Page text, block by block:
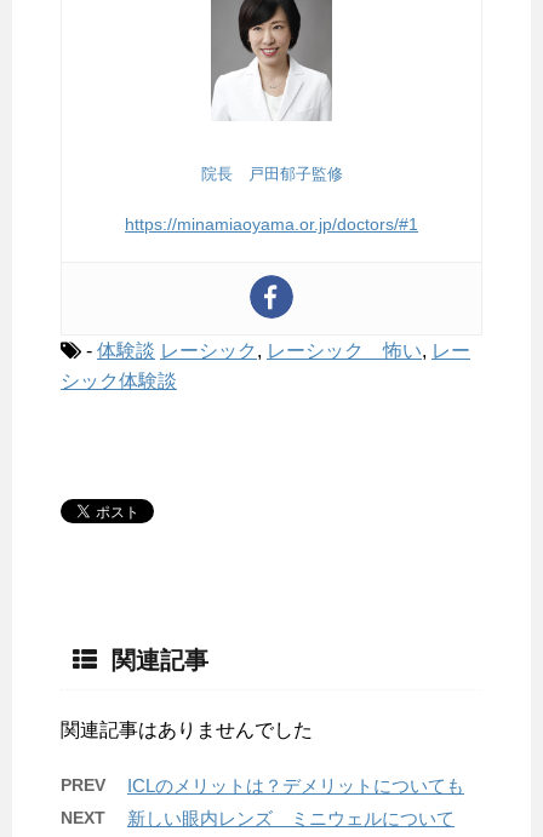
院長 戸田郁子監修
https://minamiaoyama.or.jp/doctors/#1
- 体験談 レーシック , レーシック 怖い, レー
シック体験談
関連記事
関連記事はありませんでした
PREV ICLのメリットは？デメリットについても
NEXT 新しい眼内レンズ ミニウェルについて